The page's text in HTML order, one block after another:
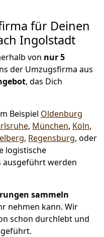
für Deinen
Ingolstadt
von nur 5
der Umzugsfirma aus
, das Dich
Beispiel Oldenburg
, München, Köln,
, Regensburg, oder
logistische
ausgeführt werden
sammeln
nehmen kann. Wir
schon durchlebt und